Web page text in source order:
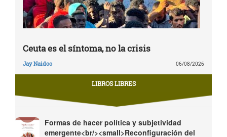
Ceuta es el síntoma, no la crisis
Jay Naidoo 06/08/2026
LIBROS LIBRES
Formas de hacer política y subjetividad
emergente<br/><small>Reconfiguración del